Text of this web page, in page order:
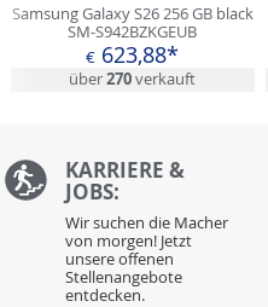
Samsung Galaxy S26 256 GB black
SM-S942BZKGEUB
€ 623,88*
über270verkauft
KARRIERE &
JOBS:
Wir suchen die Macher
von morgen! Jetzt
unsere offenen
Stellenangebote
entdecken.